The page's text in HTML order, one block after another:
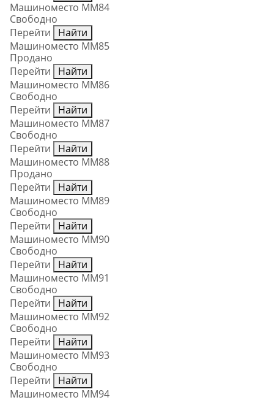
Машиноместо ММ84
Свободно
Перейти
Найти
Машиноместо ММ85
Продано
Перейти
Найти
Машиноместо ММ86
Свободно
Перейти
Найти
Машиноместо ММ87
Свободно
Перейти
Найти
Машиноместо ММ88
Продано
Перейти
Найти
Машиноместо ММ89
Свободно
Перейти
Найти
Машиноместо ММ90
Свободно
Перейти
Найти
Машиноместо ММ91
Свободно
Перейти
Найти
Машиноместо ММ92
Свободно
Перейти
Найти
Машиноместо ММ93
Свободно
Перейти
Найти
Машиноместо ММ94